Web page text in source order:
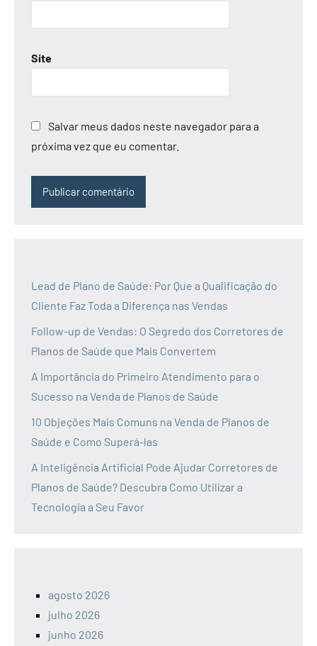
Site
Salvar meus dados neste navegador para a
próxima vez que eu comentar.
Lead de Plano de Saúde: Por Que a Qualificação do
Cliente Faz Toda a Diferença nas Vendas
Follow-up de Vendas: O Segredo dos Corretores de
Planos de Saúde que Mais Convertem
A Importância do Primeiro Atendimento para o
Sucesso na Venda de Planos de Saúde
10 Objeções Mais Comuns na Venda de Planos de
Saúde e Como Superá-las
A Inteligência Artificial Pode Ajudar Corretores de
Planos de Saúde? Descubra Como Utilizar a
Tecnologia a Seu Favor
agosto 2026
julho 2026
junho 2026